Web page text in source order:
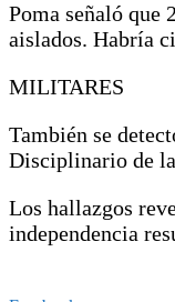
Poma señaló que
aislados. Habría
MILITARES
También se
Disciplinario de
Los hallazgos
independencia